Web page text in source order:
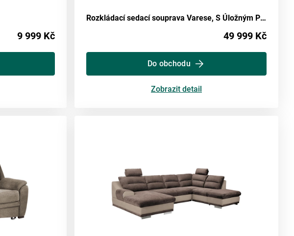
9 999 Kč
Rozkládací sedací souprava Varese, S Úložným Prostorem
49 999 Kč
Do obchodu
Zobrazit detail